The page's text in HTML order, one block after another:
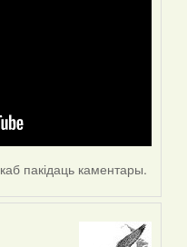
каб пакідаць каментары.